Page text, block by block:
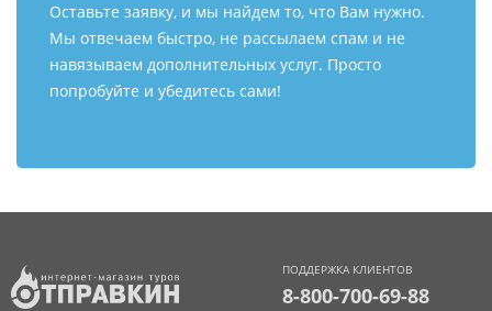
Оставьте заявку, и мы найдем то, что Вам нужно.
Мы отвечаем быстро, не рассылаем спам и не
навязываем дополнительных услуг. Просто
попробуйте и убедитесь сами!
ПОДДЕРЖКА КЛИЕНТОВ
8-800-700-69-88